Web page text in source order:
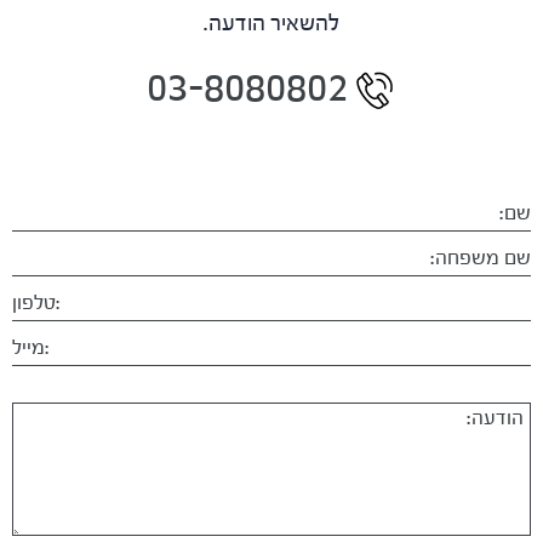
להשאיר הודעה.
03-8080802